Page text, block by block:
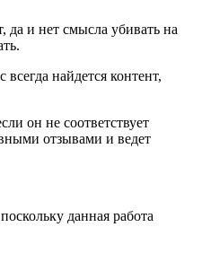
да и нет смысла убивать на
найдется контент,
он не соответствует
отзывами и ведет
данная работа